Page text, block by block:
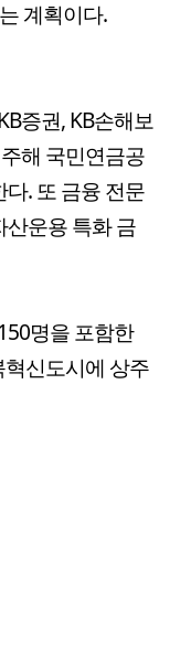
계획이다.
증권, KB손해보
해 국민연금공
. 또 금융 전문
산운용 특화 금
명을 포함한
신도시에 상주